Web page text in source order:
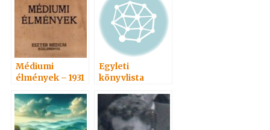
Médiumi
élmények – 1931
Egyleti
könyvlista